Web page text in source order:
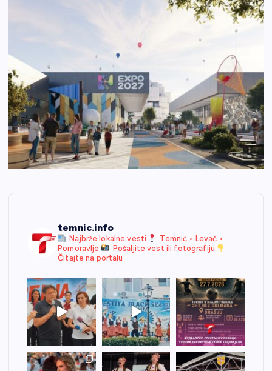
temnic.info
Najbrže lokalne vesti
Temnić • Levač •
Pomoravlje
Pošaljite vest ili fotografiju
Čitajte na portalu